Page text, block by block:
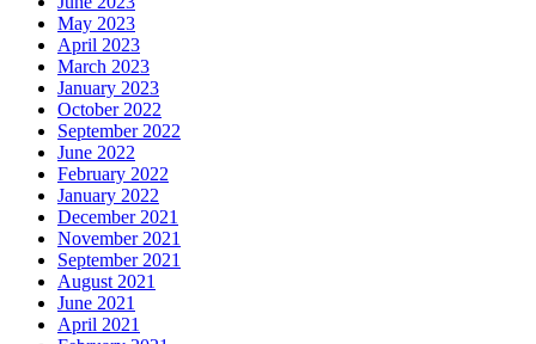
May 2023
April 2023
March 2023
January 2023
October 2022
September 2022
June 2022
February 2022
January 2022
December 2021
November 2021
September 2021
August 2021
June 2021
April 2021